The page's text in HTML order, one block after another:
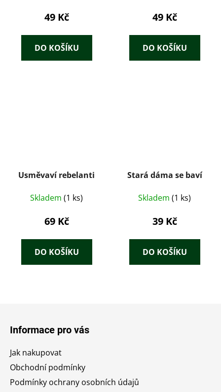
49 Kč
DO KOŠÍKU
stejnojmenného
49 Kč
DO KOŠÍKU
Usměvaví rebelanti
Skladem (1 ks)
69 Kč
DO KOŠÍKU
Stará dáma se baví
Skladem (1 ks)
39 Kč
DO KOŠÍKU
Informace pro vás
Jak nakupovat
Obchodní podmínky
Podmínky ochrany osobních údajů